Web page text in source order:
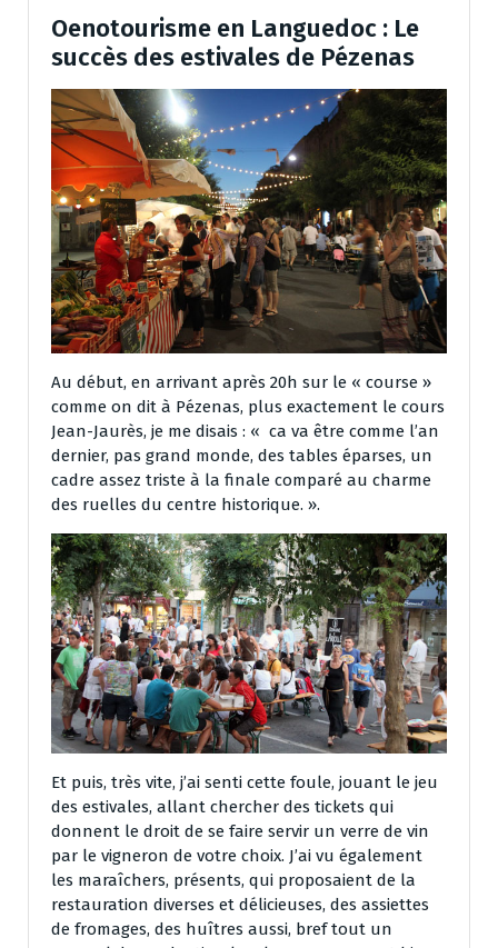
Oenotourisme en Languedoc : Le
succès des estivales de Pézenas
Au début, en arrivant après 20h sur le « course »
comme on dit à Pézenas, plus exactement le cours
Jean-Jaurès, je me disais : « ca va être comme l’an
dernier, pas grand monde, des tables éparses, un
cadre assez triste à la finale comparé au charme
des ruelles du centre historique. ».
Et puis, très vite, j’ai senti cette foule, jouant le jeu
des estivales, allant chercher des tickets qui
donnent le droit de se faire servir un verre de vin
par le vigneron de votre choix. J’ai vu également
les maraîchers, présents, qui proposaient de la
restauration diverses et délicieuses, des assiettes
de fromages, des huîtres aussi, bref tout un